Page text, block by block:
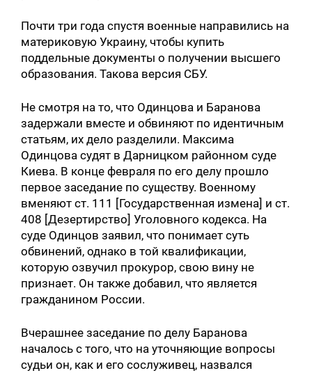
Почти три года спустя военные направились на
материковую Украину, чтобы купить
поддельные документы о получении высшего
образования. Такова версия СБУ.
Не смотря на то, что Одинцова и Баранова
задержали вместе и обвиняют по идентичным
статьям, их дело разделили. Максима
Одинцова судят в Дарницком районном суде
Киева. В конце февраля по его делу прошло
первое заседание по существу. Военному
вменяют ст. 111 [Государственная измена] и ст.
408 [Дезертирство] Уголовного кодекса. На
суде Одинцов заявил, что понимает суть
обвинений, однако в той квалификации,
которую озвучил прокурор, свою вину не
признает. Он также добавил, что является
гражданином России.
Вчерашнее заседание по делу Баранова
началось с того, что на уточняющие вопросы
судьи он, как и его сослуживец, назвался